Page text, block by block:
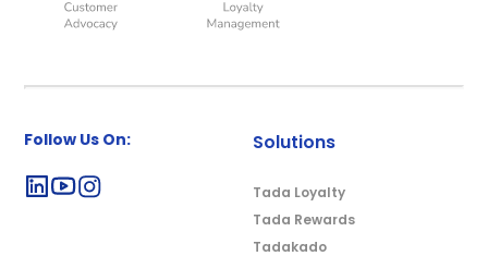
Follow Us On: Solutions
Tada Loyalty
Tada Rewards
Tadakado